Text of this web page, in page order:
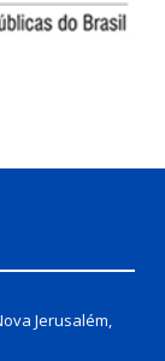
Jerusalém,